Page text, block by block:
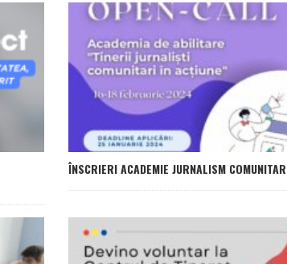
ÎNSCRIERI ACADEMIE JURNALISM COMUNITAR